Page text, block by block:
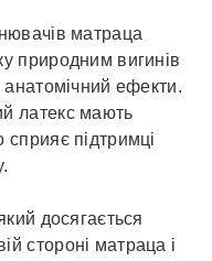
матраца
природним вигинів
анатомічний ефекти.
латекс мають
сприяє підтримці
досягається
стороні матраца і